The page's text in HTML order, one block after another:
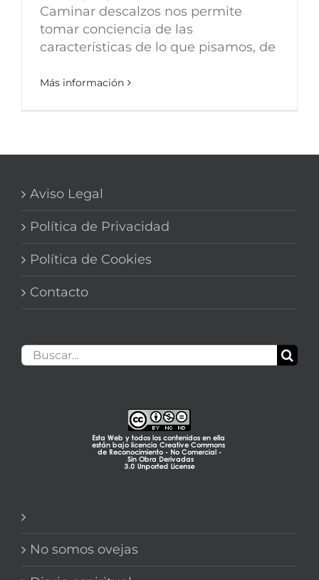
Caminar descalzos nos permite
tomar conciencia de las
características de lo que pisamos, de
Más información
Aviso Legal
Política de Privacidad
Política de Cookies
Contacto
Buscar:
No somos ovejas